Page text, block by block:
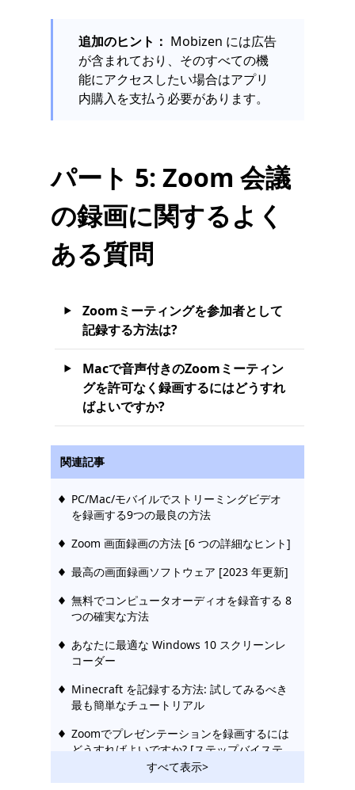
追加のヒント： Mobizen には広告
が含まれており、そのすべての機
能にアクセスしたい場合はアプリ
内購入を支払う必要があります。
パート 5: Zoom 会議
の録画に関するよく
ある質問
Zoomミーティングを参加者として
記録する方法は?
Macで音声付きのZoomミーティン
グを許可なく録画するにはどうすれ
ばよいですか?
関連記事
PC/Mac/モバイルでストリーミングビデオ
を録画する9つの最良の方法
Zoom 画面録画の方法 [6 つの詳細なヒント]
最高の画面録画ソフトウェア [2023 年更新]
無料でコンピュータオーディオを録音する 8
つの確実な方法
あなたに最適な Windows 10 スクリーンレ
コーダー
Minecraft を記録する方法: 試してみるべき
最も簡単なチュートリアル
Zoomでプレゼンテーションを録画するには
どうすればよいですか? [ステップバイステ
すべて表示>